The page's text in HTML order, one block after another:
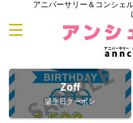
アニバーサリー＆コンシェ
Zoff
誕生日クーポン